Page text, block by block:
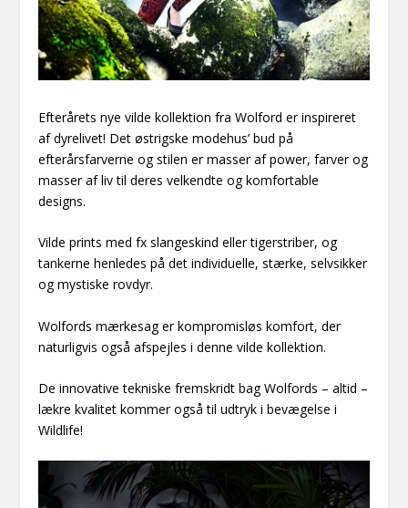
Efterårets nye vilde kollektion fra Wolford er inspireret
af dyrelivet! Det østrigske modehus’ bud på
efterårsfarverne og stilen er masser af power, farver og
masser af liv til deres velkendte og komfortable
designs.
Vilde prints med fx slangeskind eller tigerstriber, og
tankerne henledes på det individuelle, stærke, selvsikker
og mystiske rovdyr.
Wolfords mærkesag er kompromisløs komfort, der
naturligvis også afspejles i denne vilde kollektion.
De innovative tekniske fremskridt bag Wolfords – altid –
lækre kvalitet kommer også til udtryk i bevægelse i
Wildlife!